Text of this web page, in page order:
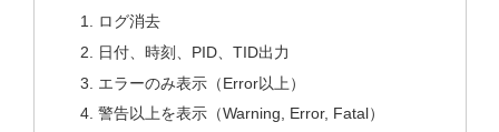
ログ消去
日付、時刻、PID、TID出力
エラーのみ表示（Error以上）
警告以上を表示（Warning, Error, Fatal）